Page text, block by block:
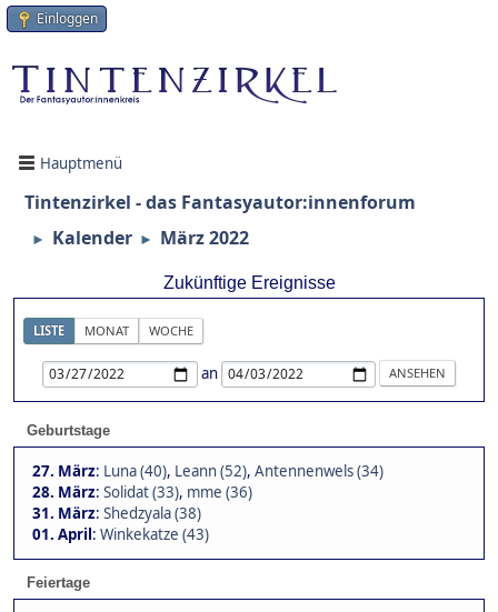
Einloggen
Hauptmenü
Tintenzirkel - das Fantasyautor:innenforum
► Kalender ► März 2022
Zukünftige Ereignisse
LISTE MONAT WOCHE
an
Geburtstage
27. März: Luna (40), Leann (52), Antennenwels (34)
28. März: Solidat (33), mme (36)
31. März: Shedzyala (38)
01. April: Winkekatze (43)
Feiertage